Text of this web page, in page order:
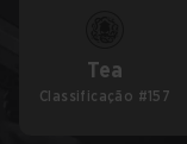
Tea
Classificação #157